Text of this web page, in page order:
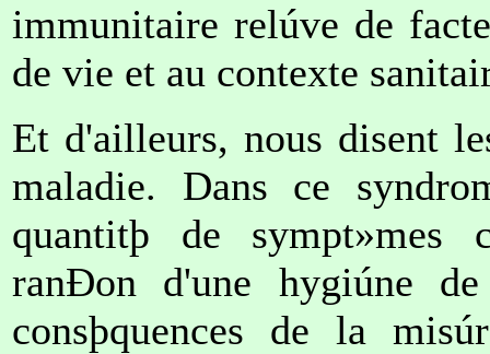
immunitaire relúve de
de vie et au contexte
Et d'ailleurs, nous disent
maladie. Dans ce
quantitþ de sympt»mes
ranÐon d'une hygiúne
consþquences de la